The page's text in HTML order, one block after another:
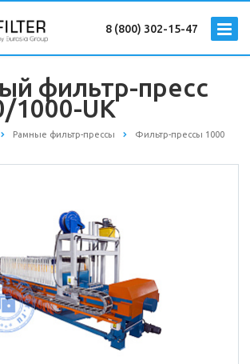
8 (800) 302-15-47
фильтр-пресс
1000-UK
Рамные фильтр-прессы Фильтр-прессы 1000